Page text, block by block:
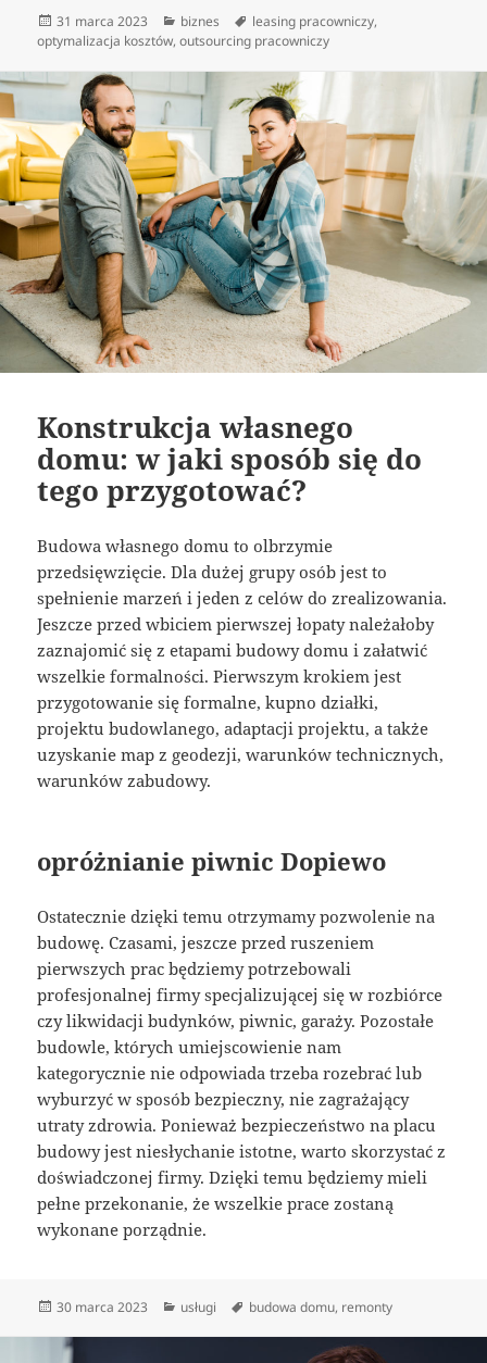
Data
publikacji
31 marca 2023 Kategorie
biznes Tagi
leasing pracowniczy,
optymalizacja kosztów,outsourcing pracowniczy
Konstrukcja własnego
domu: w jaki sposób się do
tego przygotować?
Budowa własnego domu to olbrzymie
przedsięwzięcie. Dla dużej grupy osób jest to
spełnienie marzeń i jeden z celów do zrealizowania.
Jeszcze przed wbiciem pierwszej łopaty należałoby
zaznajomić się z etapami budowy domu i załatwić
wszelkie formalności. Pierwszym krokiem jest
przygotowanie się formalne, kupno działki,
projektu budowlanego, adaptacji projektu, a także
uzyskanie map z geodezji, warunków technicznych,
warunków zabudowy.
opróżnianie piwnic Dopiewo
Ostatecznie dzięki temu otrzymamy pozwolenie na
budowę. Czasami, jeszcze przed ruszeniem
pierwszych prac będziemy potrzebowali
profesjonalnej firmy specjalizującej się w rozbiórce
czy likwidacji budynków, piwnic, garaży. Pozostałe
budowle, których umiejscowienie nam
kategorycznie nie odpowiada trzeba rozebrać lub
wyburzyć w sposób bezpieczny, nie zagrażający
utraty zdrowia. Ponieważ bezpieczeństwo na placu
budowy jest niesłychanie istotne, warto skorzystać z
doświadczonej firmy. Dzięki temu będziemy mieli
pełne przekonanie, że wszelkie prace zostaną
wykonane porządnie.
Data
30 marca 2023 Kategorie
usługi Tagi
budowa domu, remonty